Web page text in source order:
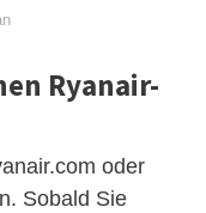
Ryanair-
oder
Sobald Sie